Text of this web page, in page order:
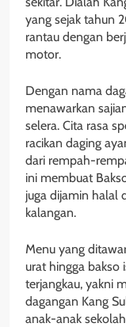
yang sejak tahun
rantau dengan
motor.
Dengan nama
menawarkan
selera. Cita rasa
racikan daging
dari rempah-
ini membuat
juga dijamin halal
kalangan.
Menu yang
urat hingga bakso
terjangkau, yakni
dagangan Kang
anak-anak